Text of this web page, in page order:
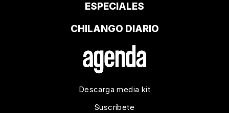
ESPECIALES
CHILANGO DIARIO
Descarga media kit
Suscríbete